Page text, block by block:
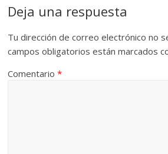
Deja una respuesta
Tu dirección de correo electrónico no
campos obligatorios están marcados
Comentario*